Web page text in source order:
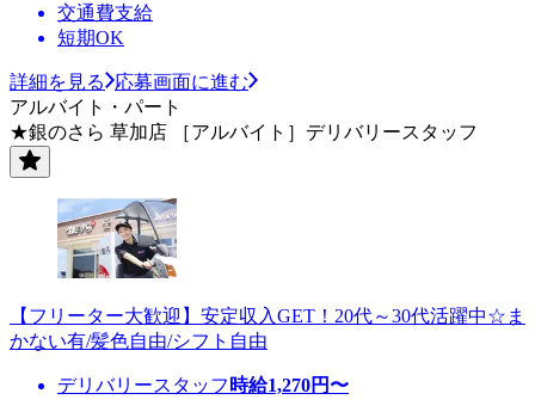
交通費支給
短期OK
詳細を見る
応募画面に進む
アルバイト・パート
★銀のさら 草加店 ［アルバイト］デリバリースタッフ
【フリーター大歓迎】安定収入GET！20代～30代活躍中☆ま
かない有/髪色自由/シフト自由
デリバリースタッフ 時給1,270円〜